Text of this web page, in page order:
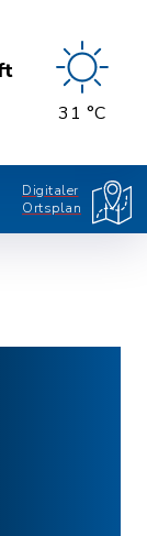
31 °C
Digitaler
Ortsplan